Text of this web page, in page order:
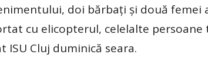
doi bărbați și două
cu elicopterul, celelalte
ISU Cluj duminică seara.